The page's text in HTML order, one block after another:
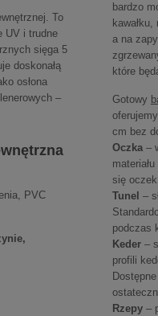
To
UV i trudne
sięga 5
doskonałą
osłona
–
PVC
bardzo
a na
które
Gotowy
cm bez
Oczka–
się
Tunel –
podczas
Keder–
profili
Rzepy–